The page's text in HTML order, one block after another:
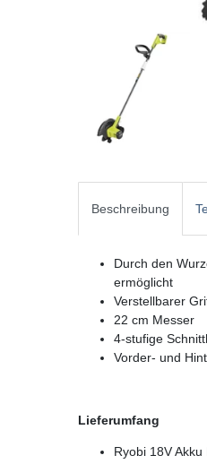
Beschreibung
Durch den
ermöglicht
Verstellbarer
22 cm Messer
4-stufige
Vorder- und
Lieferumfang
Ryobi 18V